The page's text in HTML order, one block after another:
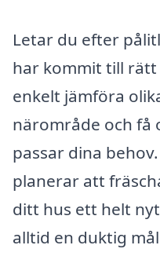
Letar du efter
har kommit till rätt
enkelt jämföra
närområde och få
passar dina
planerar att
ditt hus ett helt
alltid en duktig